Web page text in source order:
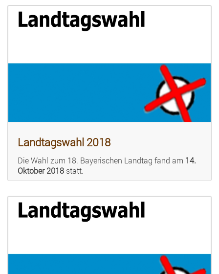
Landtagswahl 2018
Die Wahl zum 18. Bayerischen Landtag fand am 14.
Oktober 2018 statt.